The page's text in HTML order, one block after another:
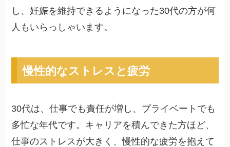
し、妊娠を維持できるようになった30代の方が何
人もいらっしゃいます。
慢性的なストレスと疲労
30代は、仕事でも責任が増し、プライベートでも
多忙な年代です。キャリアを積んできた方ほど、
仕事のストレスが大きく、慢性的な疲労を抱えて